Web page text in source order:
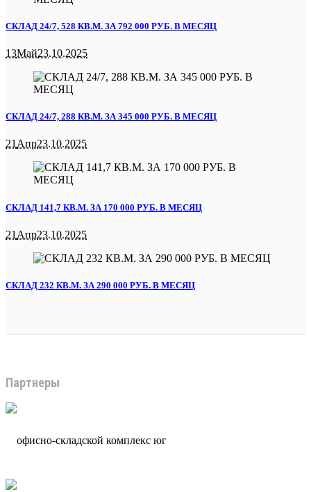
СКЛАД 24/7, 528 КВ.М. ЗА 792 000 РУБ. В МЕСЯЦ
13Май23.10.2025
СКЛАД 24/7, 288 КВ.М. ЗА 345 000 РУБ. В МЕСЯЦ
21Апр23.10.2025
СКЛАД 141,7 КВ.М. ЗА 170 000 РУБ. В МЕСЯЦ
21 Апр23.10.2025
СКЛАД 232 КВ.М. ЗА 290 000 РУБ. В МЕСЯЦ
Партнеры